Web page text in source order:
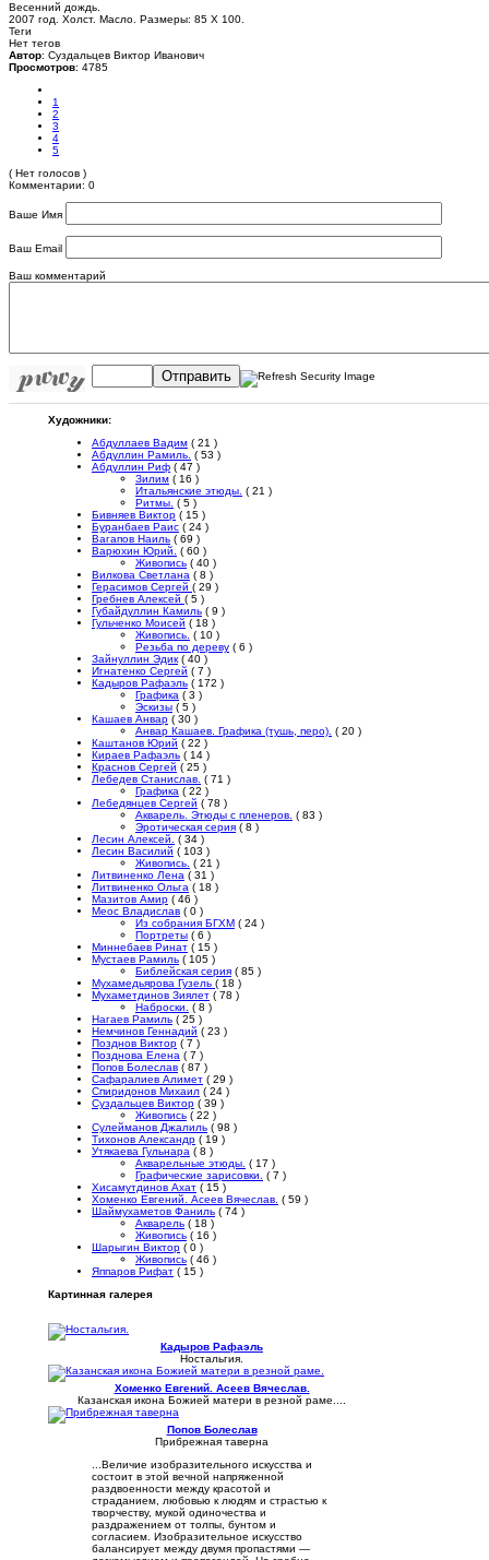
Весенний дождь.
2007 год. Холст. Масло. Размеры: 85 Х 100.
Теги
Нет тегов
Автор: Суздальцев Виктор Иванович
Просмотров: 4785
1
2
3
4
5
( Нет голосов )
Комментарии: 0
Ваше Имя
Ваш Email
Ваш комментарий
Отправить
Художники:
Абдуллаев Вадим ( 21 )
Абдуллин Рамиль. ( 53 )
Абдуллин Риф ( 47 )
Зилим ( 16 )
Итальянские этюды. ( 21 )
Ритмы. ( 5 )
Бивняев Виктор ( 15 )
Буранбаев Раис ( 24 )
Вагапов Наиль ( 69 )
Варюхин Юрий. ( 60 )
Живопись ( 40 )
Вилкова Светлана ( 8 )
Герасимов Сергей ( 29 )
Гребнев Алексей ( 5 )
Губайдуллин Камиль ( 9 )
Гульченко Моисей ( 18 )
Живопись. ( 10 )
Резьба по дереву ( 6 )
Зайнуллин Эдик ( 40 )
Игнатенко Сергей ( 7 )
Кадыров Рафаэль ( 172 )
Графика ( 3 )
Эскизы ( 5 )
Кашаев Анвар ( 30 )
Анвар Кашаев. Графика (тушь, перо). ( 20 )
Каштанов Юрий ( 22 )
Кираев Рафаэль ( 14 )
Краснов Сергей ( 25 )
Лебедев Станислав. ( 71 )
Графика ( 22 )
Лебедянцев Сергей ( 78 )
Акварель. Этюды с пленеров. ( 83 )
Эротическая серия ( 8 )
Лесин Алексей. ( 34 )
Лесин Василий ( 103 )
Живопись. ( 21 )
Литвиненко Лена ( 31 )
Литвиненко Ольга ( 18 )
Мазитов Амир ( 46 )
Меос Владислав ( 0 )
Из собрания БГХМ ( 24 )
Портреты ( 6 )
Миннебаев Ринат ( 15 )
Мустаев Рамиль ( 105 )
Библейская серия ( 85 )
Мухамедьярова Гузель ( 18 )
Мухаметдинов Зиялет ( 78 )
Наброски. ( 8 )
Нагаев Рамиль ( 25 )
Немчинов Геннадий ( 23 )
Позднов Виктор ( 7 )
Позднова Елена ( 7 )
Попов Болеслав ( 87 )
Сафаралиев Алимет ( 29 )
Спиридонов Михаил ( 24 )
Суздальцев Виктор ( 39 )
Живопись ( 22 )
Сулейманов Джалиль ( 98 )
Тихонов Александр ( 19 )
Утякаева Гульнара ( 8 )
Акварельные этюды. ( 17 )
Графические зарисовки. ( 7 )
Хисамутдинов Ахат ( 15 )
Хоменко Евгений. Асеев Вячеслав. ( 59 )
Шаймухаметов Фаниль ( 74 )
Акварель ( 18 )
Живопись ( 16 )
Шарыгин Виктор ( 0 )
Живопись ( 46 )
Яппаров Рифат ( 15 )
Картинная галерея
Кадыров Рафаэль
Ностальгия.
Хоменко Евгений. Асеев Вячеслав.
Казанская икона Божией матери в резной раме....
Попов Болеслав
Прибрежная таверна
...Величие изобразительного искусства и
состоит в этой вечной напряженной
раздвоенности между красотой и
страданием, любовью к людям и страстью к
творчеству, мукой одиночества и
раздражением от толпы, бунтом и
согласием. Изобразительное искусство
балансирует между двумя пропастями —